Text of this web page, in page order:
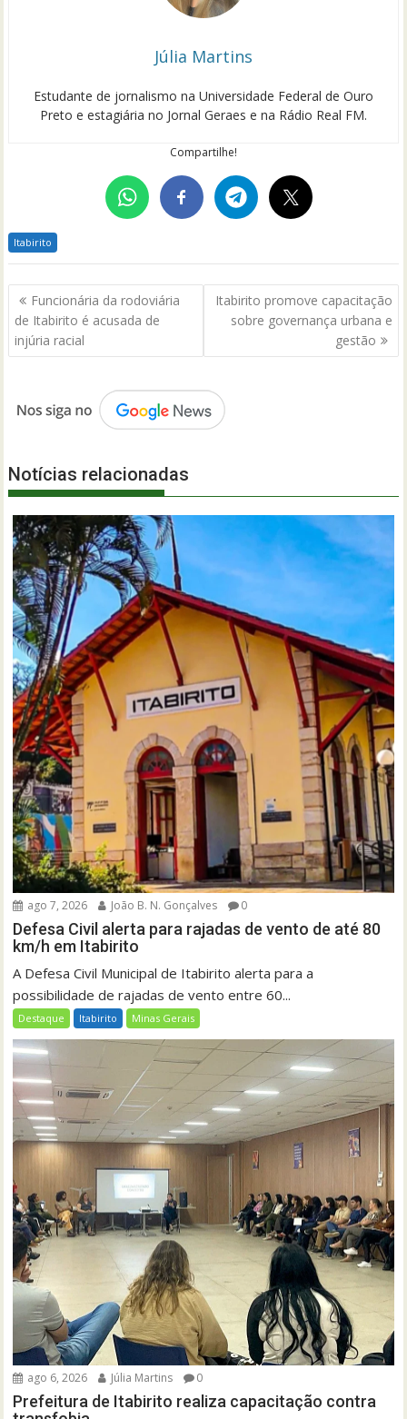
Júlia Martins
Estudante de jornalismo na Universidade Federal de Ouro
Preto e estagiária no Jornal Geraes e na Rádio Real FM.
Compartilhe!
Itabirito
Navegação
de
Post
Funcionária da rodoviária
de Itabirito é acusada de
injúria racial
Itabirito promove capacitação
sobre governança urbana e
gestão
Notícias relacionadas
ago 7, 2026 João B. N. Gonçalves 0
Defesa Civil alerta para rajadas de vento de até 80
km/h em Itabirito
A Defesa Civil Municipal de Itabirito alerta para a
possibilidade de rajadas de vento entre 60...
Destaque Itabirito Minas Gerais
ago 6, 2026 Júlia Martins 0
Prefeitura de Itabirito realiza capacitação contra